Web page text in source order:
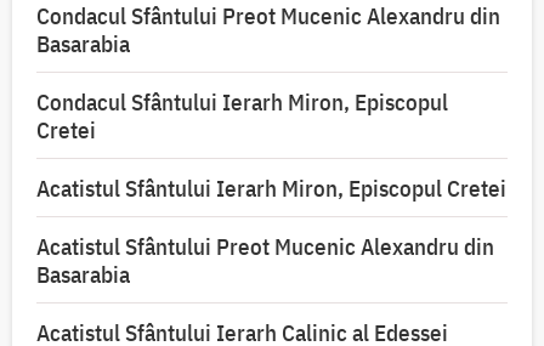
Condacul Sfântului Preot Mucenic Alexandru din
Basarabia
Condacul Sfântului Ierarh Miron, Episcopul
Cretei
Acatistul Sfântului Ierarh Miron, Episcopul Cretei
Acatistul Sfântului Preot Mucenic Alexandru din
Basarabia
Acatistul Sfântului Ierarh Calinic al Edessei